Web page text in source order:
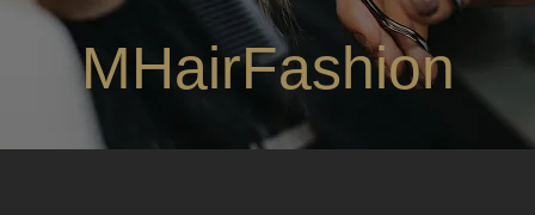
MHairFashion